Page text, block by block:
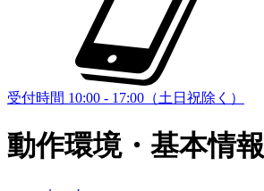
受付時間 10:00 - 17:00（土日祝除く）
動作環境・基本情報